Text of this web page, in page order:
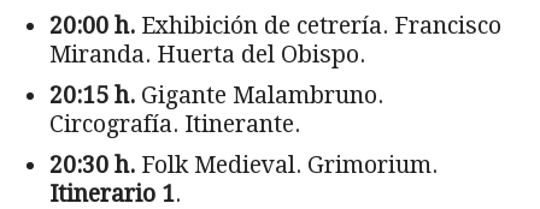
20:00 h. Exhibición de cetrería. Francisco
Miranda. Huerta del Obispo.
20:15 h. Gigante Malambruno.
Circografía. Itinerante.
20:30 h. Folk Medieval. Grimorium.
Itinerario 1.